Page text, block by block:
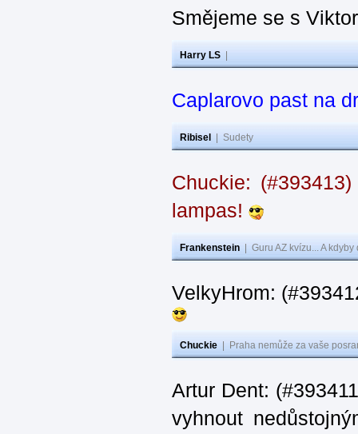
Smějeme se s
Harry LS
Caplarovo past na
Ribisel Sudety
Chuckie:
lampas!
Frankenstein Guru AZ kvízu... A
VelkyHrom:
Chuckie Praha nemůže za vaše
Artur Dent:
vyhnout